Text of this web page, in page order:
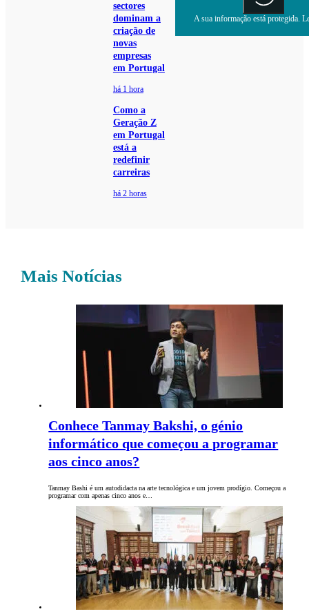
sectores
dominam a
criação de
novas
empresas
em Portugal
há 1 hora
Como a
Geração Z
em Portugal
está a
redefinir
carreiras
há 2 horas
A sua informação está protegida.
Mais Notícias
Conhece Tanmay Bakshi, o génio
informático que começou a programar
aos cinco anos?
Tanmay Bashi é um autodidacta na arte tecnológica e um jovem prodígio. Começou a
programar com apenas cinco anos e…